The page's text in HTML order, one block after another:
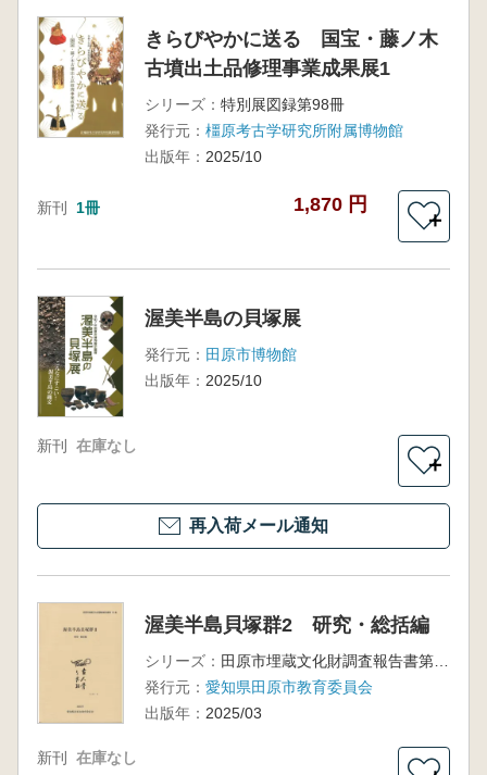
きらびやかに送る 国宝・藤ノ木
古墳出土品修理事業成果展1
シリーズ： 特別展図録第98冊
発行元： 橿原考古学研究所附属博物館
出版年： 2025/10
新刊 1冊 1,870 円
＋
渥美半島の貝塚展
発行元： 田原市博物館
出版年： 2025/10
新刊 在庫なし
＋
再入荷メール通知
渥美半島貝塚群2 研究・総括編
シリーズ：
田原市埋蔵文化財調査報告書第15集
発行元： 愛知県田原市教育委員会
出版年： 2025/03
新刊 在庫なし